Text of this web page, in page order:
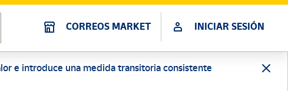
CORREOS MARKET INICIAR SESIÓN
e introduce una medida transitoria consistente